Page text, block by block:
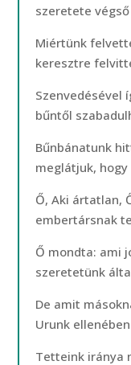
szeretete
Miértünk
keresztre
Szenvedésével
bűntől
Bűnbánatunk
meglátjuk,
Ő, Aki ártatlan,
embertársnak
Ő mondta: ami
szeretetünk
De amit
Urunk
Tetteink iránya